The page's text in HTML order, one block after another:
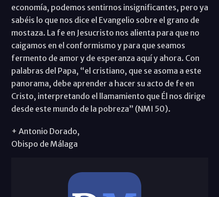
economía, podemos sentirnos insignificantes, pero ya
sabéis lo que nos dice el Evangelio sobre el grano de
mostaza. La fe en Jesucristo nos alienta para que no
caigamos en el conformismo y para que seamos
fermento de amor y de esperanza aquí y ahora. Con
palabras del Papa, “el cristiano, que se asoma a este
panorama, debe aprender a hacer su acto de fe en
Cristo, interpretando el llamamiento que Él nos dirige
desde este mundo de la pobreza” (NMI 50).
+ Antonio Dorado,
Obispo de Málaga